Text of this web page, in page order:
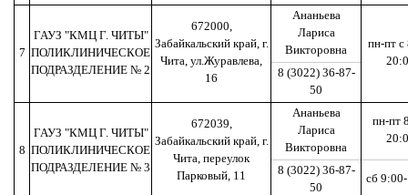
7
ГАУЗ "КМЦ Г. ЧИТЫ"
ПОЛИКЛИНИЧЕСКОЕ
ПОДРАЗДЕЛЕНИЕ № 2
672000,
Забайкальский край, г.
Чита, ул.Журавлева,
16
Ананьева
Лариса
Викторовна
пн-пт с
8 (3022) 36-87-
50
8
ГАУЗ "КМЦ Г. ЧИТЫ"
ПОЛИКЛИНИЧЕСКОЕ
ПОДРАЗДЕЛЕНИЕ № 3
672039,
Забайкальский край, г.
Чита, переулок
Парковый, 11
Ананьева
Лариса
Викторовна
пн-пт
8 (3022) 36-87-
50
сб